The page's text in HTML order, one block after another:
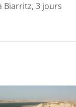
Biarritz, 3 jours